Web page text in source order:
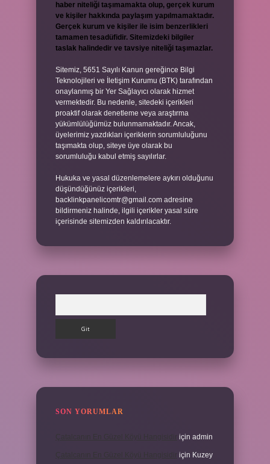
haber niteliği taşımamakta olup, gerçek kurum
ve kişiler hakkında paylaşım yapılmamaktadır.
Gerçek kurum ve kişiler ile isim benzerlikleri
tamamen tesadüfidir. Sitemizdeki bilgiler
taslak halindedir ve tavsiye niteliği taşımazlar.
Sitemiz, 5651 Sayılı Kanun gereğince Bilgi
Teknolojileri ve İletişim Kurumu (BTK) tarafından
onaylanmış bir Yer Sağlayıcı olarak hizmet
vermektedir. Bu nedenle, sitedeki içerikleri
proaktif olarak denetleme veya araştırma
yükümlülüğümüz bulunmamaktadır. Ancak,
üyelerimiz yazdıkları içeriklerin sorumluluğunu
taşımakta olup, siteye üye olarak bu
sorumluluğu kabul etmiş sayılırlar.
Hukuka ve yasal düzenlemelere aykırı olduğunu
düşündüğünüz içerikleri,
backlinkpanelicomtr@gmail.com adresine
bildirmeniz halinde, ilgili içerikler yasal süre
içerisinde sitemizden kaldırılacaktır.
SON YORUMLAR
için admin
için Kuzey